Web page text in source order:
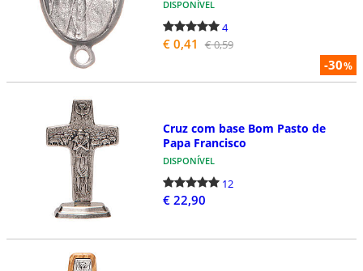
-30%
DISPONÍVEL
4
€ 0,41 € 0,59
Cruz com base Bom Pasto de
Papa Francisco
DISPONÍVEL
12
€ 22,90